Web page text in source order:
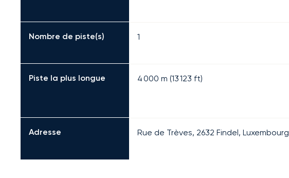
Nombre de piste(s) 1
Piste la plus longue 4 000 m (13 123 ft)
Adresse Rue de Trèves, 2632 Findel, Luxembourg